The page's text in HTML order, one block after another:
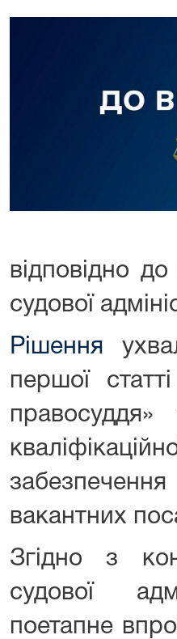
відповідно
судової
Рішення
першої
вакантних
Згідно з
судової
поетапне